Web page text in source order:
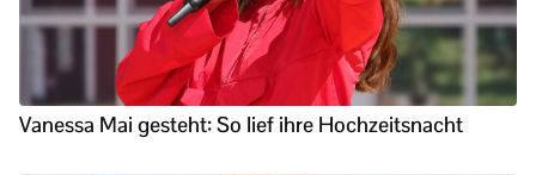
Vanessa Mai gesteht: So lief ihre Hochzeitsnacht